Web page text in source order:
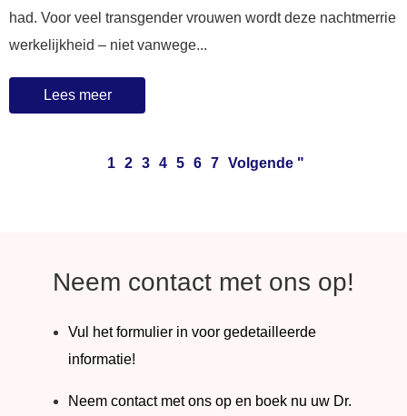
had. Voor veel transgender vrouwen wordt deze nachtmerrie
werkelijkheid – niet vanwege...
Lees meer
1 2 3 4 5 6 7 Volgende "
Neem contact met ons op!
Vul het formulier in voor gedetailleerde
informatie!
Neem contact met ons op en boek nu uw Dr.